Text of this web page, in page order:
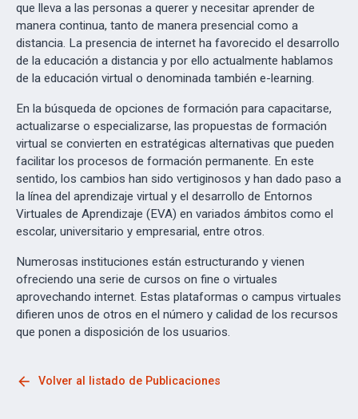
que lleva a las personas a querer y necesitar aprender de
manera continua, tanto de manera presencial como a
distancia. La presencia de internet ha favorecido el desarrollo
de la educación a distancia y por ello actualmente hablamos
de la educación virtual o denominada también e-learning.
En la búsqueda de opciones de formación para capacitarse,
actualizarse o especializarse, las propuestas de formación
virtual se convierten en estratégicas alternativas que pueden
facilitar los procesos de formación permanente. En este
sentido, los cambios han sido vertiginosos y han dado paso a
la línea del aprendizaje virtual y el desarrollo de Entornos
Virtuales de Aprendizaje (EVA) en variados ámbitos como el
escolar, universitario y empresarial, entre otros.
Numerosas instituciones están estructurando y vienen
ofreciendo una serie de cursos on fine o virtuales
aprovechando internet. Estas plataformas o campus virtuales
difieren unos de otros en el número y calidad de los recursos
que ponen a disposición de los usuarios.
arrow_back Volver al listado de Publicaciones